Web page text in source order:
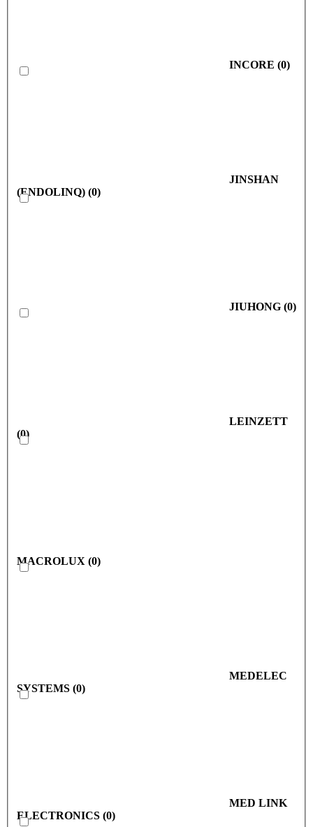
INCORE (0)
JINSHAN
(ENDOLINQ) (0)
JIUHONG (0)
LEINZETT
(0)
MACROLUX (0)
MEDELEC
SYSTEMS (0)
MED LINK
ELECTRONICS (0)